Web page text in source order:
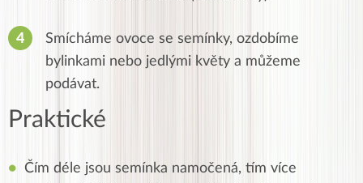
Smícháme ovoce se semínky, ozdobíme
bylinkami nebo jedlými květy a můžeme
podávat.
Praktické
Čím déle jsou semínka namočená, tím více